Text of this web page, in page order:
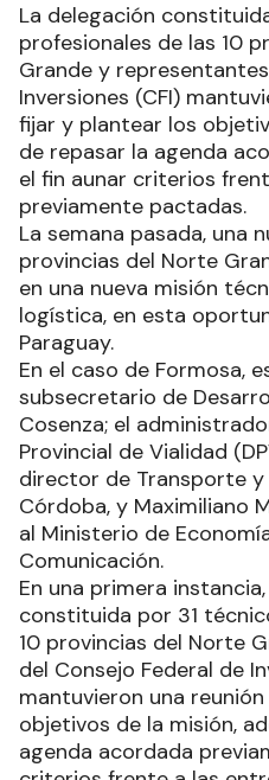
La delegación
profesionales de las 10
Grande y
Inversiones (CFI)
fijar y plantear los
de repasar la agenda
el fin aunar criterios
previamente pactadas.
La semana pasada, una
provincias del Norte
en una nueva misión
logística, en esta
Paraguay.
En el caso de Formosa,
subsecretario de
Cosenza; el
Provincial de Vialidad
director de Transporte y
Córdoba, y Maximiliano
al Ministerio de
Comunicación.
En una primera
constituida por 31
10 provincias del Norte
del Consejo Federal de
mantuvieron una
objetivos de la misión,
agenda acordada